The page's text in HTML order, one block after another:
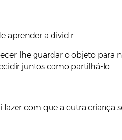
aprender a dividir.
lhe guardar o objeto para
juntos como partilhá-lo.
com que a outra criança